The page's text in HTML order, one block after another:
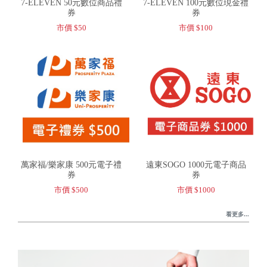
7-ELEVEN 50元數位商品禮
券
市價 $50
7-ELEVEN 100元數位現金禮
券
市價 $100
萬家福/樂家康 500元電子禮
券
市價 $500
遠東SOGO 1000元電子商品
券
市價 $1000
看更多...